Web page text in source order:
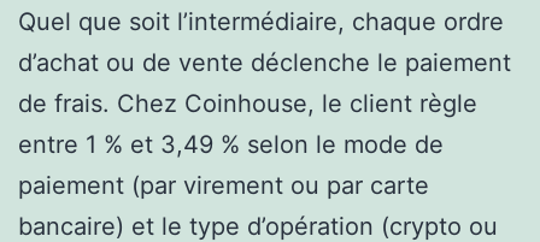
Quel que soit l’intermédiaire, chaque ordre
d’achat ou de vente déclenche le paiement
de frais. Chez Coinhouse, le client règle
entre 1 % et 3,49 % selon le mode de
paiement (par virement ou par carte
bancaire) et le type d’opération (crypto ou